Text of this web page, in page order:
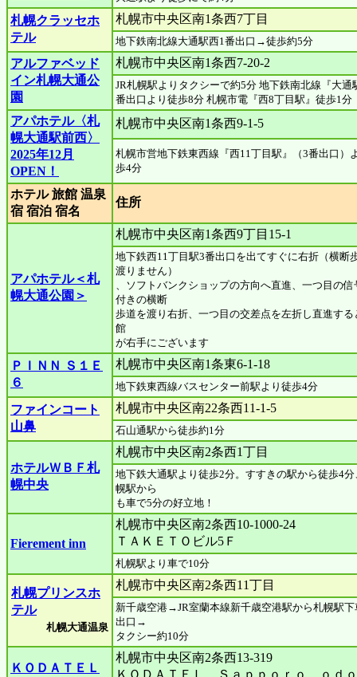
札幌クラッセホ
テル
札幌市中央区南1条西7丁目
地下鉄南北線大通駅西1番出口→徒歩約5分
アルファベッド
イン札幌大通公
園
札幌市中央区南1条西7-20-2
JR札幌駅よりタクシーで約5分 地下鉄南北線『大通
番出口より徒歩8分 札幌市電『西8丁目駅』徒歩1分
アパホテル〈札
幌大通駅前西〉
2025年12月
OPEN！
札幌市中央区南1条西9-1-5
札幌市営地下鉄東西線『西11丁目駅』（3番出口）
歩4分
ホテル 旅館 温泉
宿 宿泊 宿名
住所
アパホテル＜札
幌大通公園＞
札幌市中央区南1条西9丁目15-1
地下鉄西11丁目駅3番出口を出てすぐに右折（横断
渡りません）
、ソフトバンクショップの方向へ直進、一つ目の信
付きの横断
歩道を渡り右折、一つ目の交差点を左折し直進する
館
が右手にございます
ＰＩＮＮ Ｓ１Ｅ
６
札幌市中央区南1条東6-1-18
地下鉄東西線バスセンター前駅より徒歩4分
ファインコート
山鼻
札幌市中央区南22条西11-1-5
石山通駅から徒歩約1分
ホテルＷＢＦ札
幌中央
札幌市中央区南2条西1丁目
地下鉄大通駅より徒歩2分。すすきの駅から徒歩4分
幌駅から
も車で5分の好立地！
Fierement inn
札幌市中央区南2条西10-1000-24
ＴＡＫＥＴＯビル5Ｆ
札幌駅より車で10分
札幌プリンスホ
テル
札幌大通温泉
札幌市中央区南2条西11丁目
新千歳空港→JR室蘭本線新千歳空港駅から札幌駅下
出口→
タクシー約10分
ＫＯＤＡＴＥＬ
札幌市中央区南2条西13-319
ＫＯＤＡＴＥＬ Ｓａｐｐｏｒｏ ｏｄ